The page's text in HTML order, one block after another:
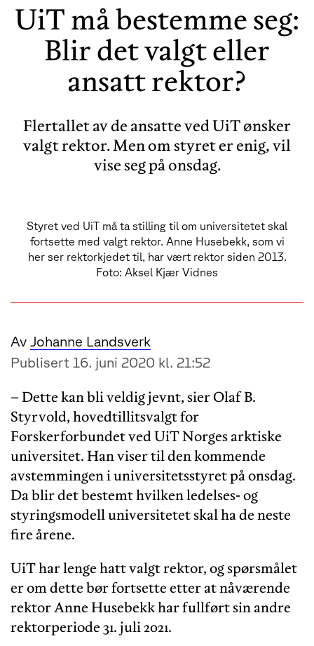
UiT må bestemme seg:
Blir det valgt eller
ansatt rektor?
Flertallet av de ansatte ved UiT ønsker
valgt rektor. Men om styret er enig, vil
vise seg på onsdag.
Styret ved UiT må ta stilling til om universitetet skal
fortsette med valgt rektor. Anne Husebekk, som vi
her ser rektorkjedet til, har vært rektor siden 2013.
Foto: Aksel Kjær Vidnes
Av Johanne Landsverk
Publisert 16. juni 2020 kl. 21:52
– Dette kan bli veldig jevnt, sier Olaf B.
Styrvold, hovedtillitsvalgt for
Forskerforbundet ved UiT Norges arktiske
universitet. Han viser til den kommende
avstemmingen i universitetsstyret på onsdag.
Da blir det bestemt hvilken ledelses- og
styringsmodell universitetet skal ha de neste
fire årene.
UiT har lenge hatt valgt rektor, og spørsmålet
er om dette bør fortsette etter at nåværende
rektor Anne Husebekk har fullført sin andre
rektorperiode 31. juli 2021.